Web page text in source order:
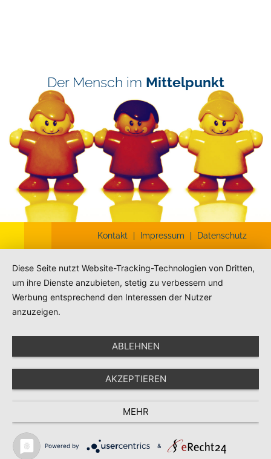
Der Mensch im Mittelpunkt
Kontakt Impressum Datenschutz
Diese Seite nutzt Website-Tracking-Technologien von Dritten,
um ihre Dienste anzubieten, stetig zu verbessern und
Werbung entsprechend den Interessen der Nutzer
anzuzeigen.
ABLEHNEN
AKZEPTIEREN
MEHR
Powered by &